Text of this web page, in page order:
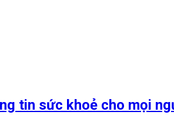
tin sức khoẻ cho mọi